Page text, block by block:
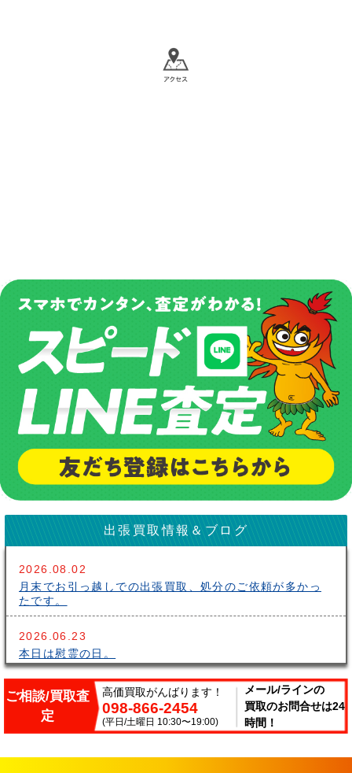
出張買取情報＆ブログ
2026.08.02
月末でお引っ越しでの出張買取、処分のご依頼が多かっ
たです。
2026.06.23
本日は慰霊の日。
2026.06.14
こんにちはサークルです。梅雨が長いですね～。雨の中
出張買取頑張ってます。
2026.06.07
ご相談/買取査
定
高価買取がんばります！
098-866-2454
(平日/土曜日 10:30〜19:00)
メール/ラインの
買取のお問合せは24
時間！